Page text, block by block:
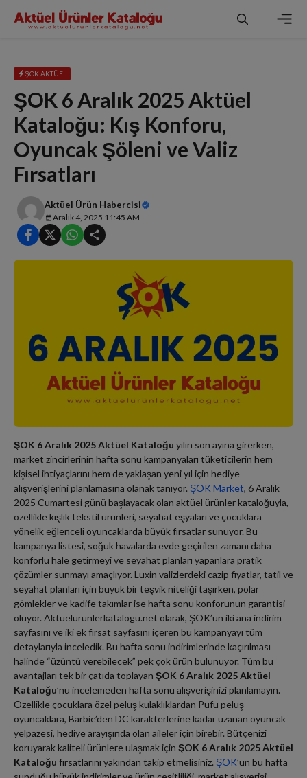
atla
ŞOK AKTÜEL
ŞOK 6 Aralık 2025 Aktüel
Kataloğu: Kış Konforu,
Oyuncak Şöleni ve Valiz
Fırsatları
Aktüel Ürün Habercisi
Aralık 4, 2025 11:45 AM
ŞOK 6 Aralık 2025 Aktüel Kataloğu yılın son ayına girerken,
market zincirlerinin hafta sonu kampanyaları tüketicilerin hem
kişisel ihtiyaçlarını hem de yaklaşan yeni yıl için hediye
alışverişlerini planlamasına olanak tanıyor. ŞOK Market, 6 Aralık
2025 Cumartesi günü başlayacak olan aktüel ürünler kataloğuyla,
özellikle kışlık tekstil ürünleri, seyahat eşyaları ve çocuklara
yönelik eğlenceli oyuncaklarda büyük fırsatlar sunuyor. Bu
kampanya listesi, soğuk havalarda evde geçirilen zamanı daha
konforlu hale getirmeyi ve seyahat planları yapanlara pratik
çözümler sunmayı amaçlıyor. Luxin valizlerdeki cazip fiyatlar, tatil ve
seyahat planları için büyük bir teşvik niteliği taşırken, polar
gömlekler ve kadife takımlar ise hafta sonu konforunun garantisi
oluyor. Aktuelurunlerkatalogu.net olarak, ŞOK’un iki ana indirim
sayfasını ve iki ek fırsat sayfasını içeren bu kampanyayı tüm
detaylarıyla inceledik. Bu hafta sonu indirimlerinde kaçırılması
halinde “üzüntü verebilecek” pek çok ürün bulunuyor. Tüm bu
avantajları tek bir çatıda toplayan ŞOK 6 Aralık 2025 Aktüel
Kataloğu’nu incelemeden hafta sonu alışverişinizi planlamayın.
Özellikle çocuklara özel peluş kulaklıklardan Pufu peluş
oyuncaklara, Barbie’den DC karakterlerine kadar uzanan oyuncak
yelpazesi, hediye arayışında olan aileler için birebir. Bütçenizi
koruyarak kaliteli ürünlere ulaşmak için ŞOK 6 Aralık 2025 Aktüel
Kataloğu fırsatlarını yakından takip etmelisiniz. ŞOK’un bu hafta